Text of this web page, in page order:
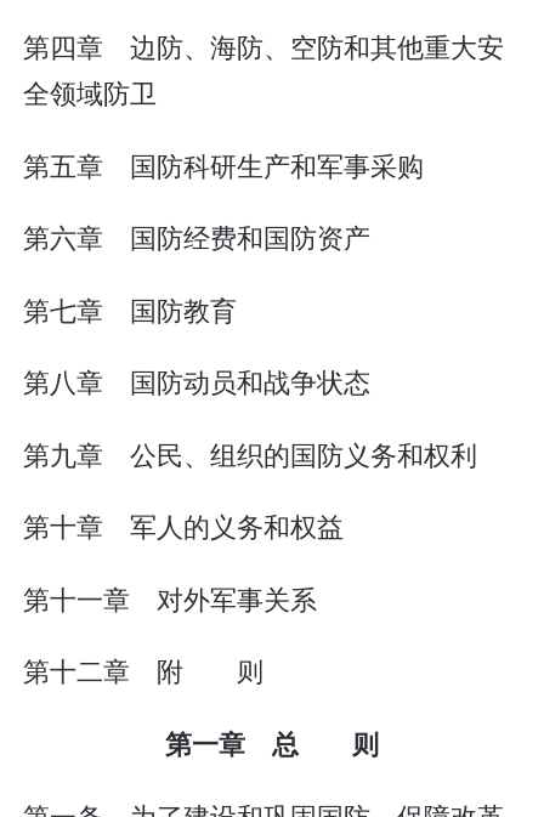
第四章 边防、海防、空防和其他重大安
全领域防卫
第五章 国防科研生产和军事采购
第六章 国防经费和国防资产
第七章 国防教育
第八章 国防动员和战争状态
第九章 公民、组织的国防义务和权利
第十章 军人的义务和权益
第十一章 对外军事关系
第十二章 附 则
第一章 总 则